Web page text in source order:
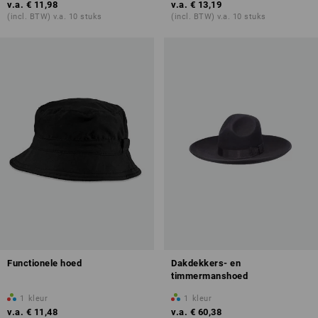
v.a. € 11,98
(incl. BTW) v.a. 10 stuks
v.a. € 13,19
(incl. BTW) v.a. 10 stuks
Functionele hoed
1 kleur
v.a. € 11,48
Dakdekkers- en
timmermanshoed
1 kleur
v.a. € 60,38